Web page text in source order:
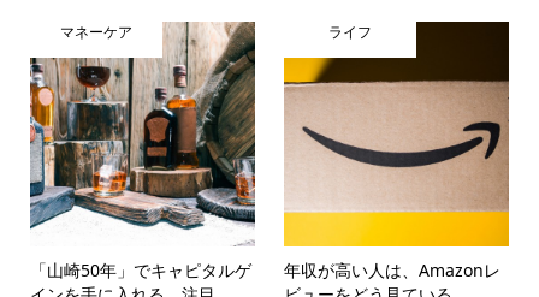
マネーケア
「山崎50年」でキャピタルゲ
ライフ
年収が高い人は、Amazonレ